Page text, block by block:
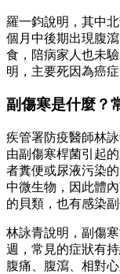
羅一鈞說明，其中
個月中後期出現腹
食，陪病家人也未
明，主要死因為癌症
副傷寒是什麼？
疾管署防疫醫師林
由副傷寒桿菌引起
者糞便或尿液污染
中微生物，因此體
的貝類，也有感染
林詠青說明，副傷
週，常見的症狀有
腹痛、腹瀉、相對